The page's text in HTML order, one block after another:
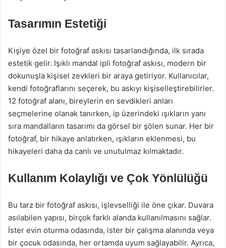
Tasarımın Estetiği
Kişiye özel bir fotoğraf askısı tasarlandığında, ilk sırada
estetik gelir. Işıklı mandal ipli fotoğraf askısı, modern bir
dokunuşla kişisel zevkleri bir araya getiriyor. Kullanıcılar,
kendi fotoğraflarını seçerek, bu askıyı kişiselleştirebilirler.
12 fotoğraf alanı, bireylerin en sevdikleri anları
seçmelerine olanak tanırken, ip üzerindeki ışıkların yanı
sıra mandalların tasarımı da görsel bir şölen sunar. Her bir
fotoğraf, bir hikaye anlatırken, ışıkların eklenmesi, bu
hikayeleri daha da canlı ve unutulmaz kılmaktadır.
Kullanım Kolaylığı ve Çok Yönlülüğü
Bu tarz bir fotoğraf askısı, işlevselliği ile öne çıkar. Duvara
asılabilen yapısı, birçok farklı alanda kullanılmasını sağlar.
İster evin oturma odasında, ister bir çalışma alanında veya
bir çocuk odasında, her ortamda uyum sağlayabilir. Ayrıca,